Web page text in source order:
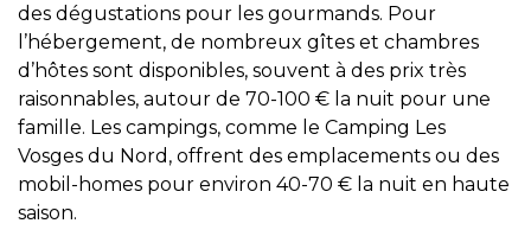
des dégustations pour les gourmands. Pour
l’hébergement, de nombreux gîtes et chambres
d’hôtes sont disponibles, souvent à des prix très
raisonnables, autour de 70-100 € la nuit pour une
famille. Les campings, comme le Camping Les
Vosges du Nord, offrent des emplacements ou des
mobil-homes pour environ 40-70 € la nuit en haute
saison.